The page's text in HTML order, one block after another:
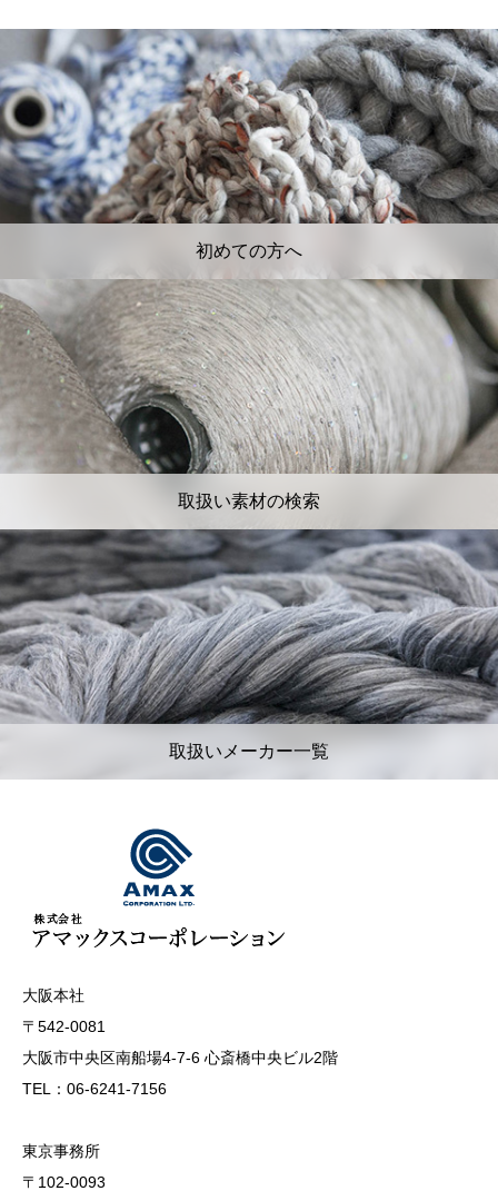
初めての方へ
取扱い素材の検索
取扱いメーカー一覧
大阪本社
〒542-0081
大阪市中央区南船場4-7-6 心斎橋中央ビル2階
TEL：06-6241-7156
東京事務所
〒102-0093